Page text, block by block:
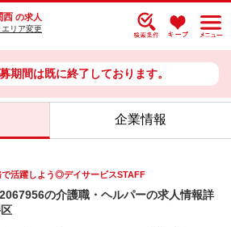
西 の求人
リア変更
期間は既に終了しております。
企業情報
活躍しよう◎デイサービスSTAFF
の介護職・ヘルパーの求人情報詳